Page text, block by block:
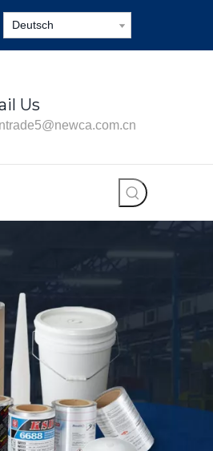
Deutsch
Us